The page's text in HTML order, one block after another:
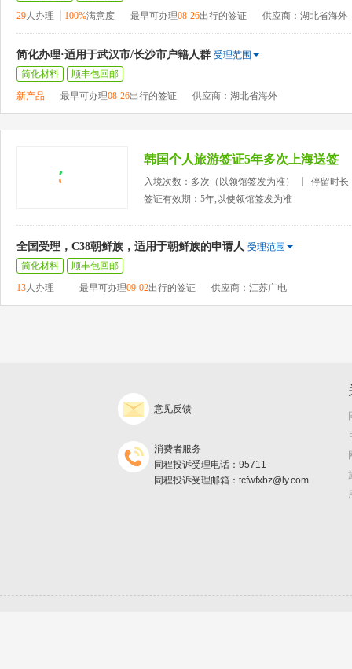
29人办理 100%满意度 最早可办理08-26出行的签证 供应商：湖北省海外
简化办理·适用于武汉市/长沙市户籍人群 受理范围
简化材料
顺丰包回邮
新产品
最早可办理08-26出行的签证 供应商：湖北省海外
韩国个人旅游签证5年多次上海送签
入境次数：多次（以领馆签发为准）
停留时长
签证有效期：5年,以使领馆签发为准
全国受理，C38朝鲜族，适用于朝鲜族的申请人 受理范围
简化材料
顺丰包回邮
13人办理 最早可办理09-02出行的签证 供应商：江苏广电
意见反馈
消费者服务
同程投诉受理电话：95711
同程投诉受理邮箱：tcfwfxbz@ly.com